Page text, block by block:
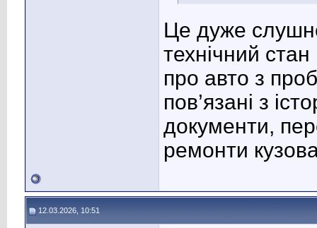
Це дуже
технічний
про авто з
пов’язані з
документи,
ремонти
12.03.2026, 10:51